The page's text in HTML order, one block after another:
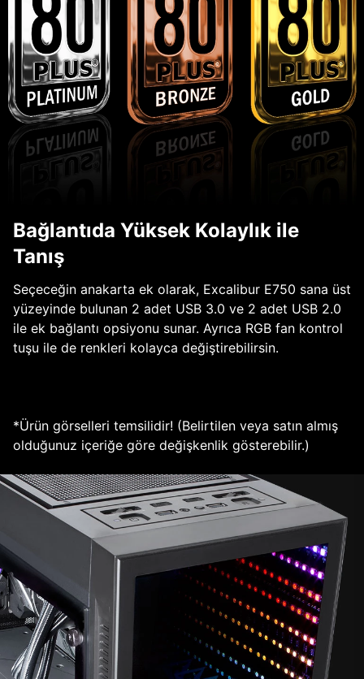
Bağlantıda Yüksek Kolaylık ile
Tanış
Seçeceğin anakarta ek olarak, Excalibur E750 sana üst
yüzeyinde bulunan 2 adet USB 3.0 ve 2 adet USB 2.0
ile ek bağlantı opsiyonu sunar. Ayrıca RGB fan kontrol
tuşu ile de renkleri kolayca değiştirebilirsin.
*Ürün görselleri temsilidir! (Belirtilen veya satın almış
olduğunuz içeriğe göre değişkenlik gösterebilir.)